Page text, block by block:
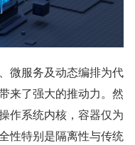
微服务及动态编排为代
来了强大的推动力。然
作系统内核，容器仅为
性特别是隔离性与传统